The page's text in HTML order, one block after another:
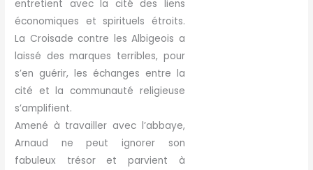
entretient avec la cité des liens
économiques et spirituels étroits.
La Croisade contre les Albigeois a
laissé des marques terribles, pour
s’en guérir, les échanges entre la
cité et la communauté religieuse
s’amplifient.
Amené à travailler avec l’abbaye,
Arnaud ne peut ignorer son
fabuleux trésor et parvient à